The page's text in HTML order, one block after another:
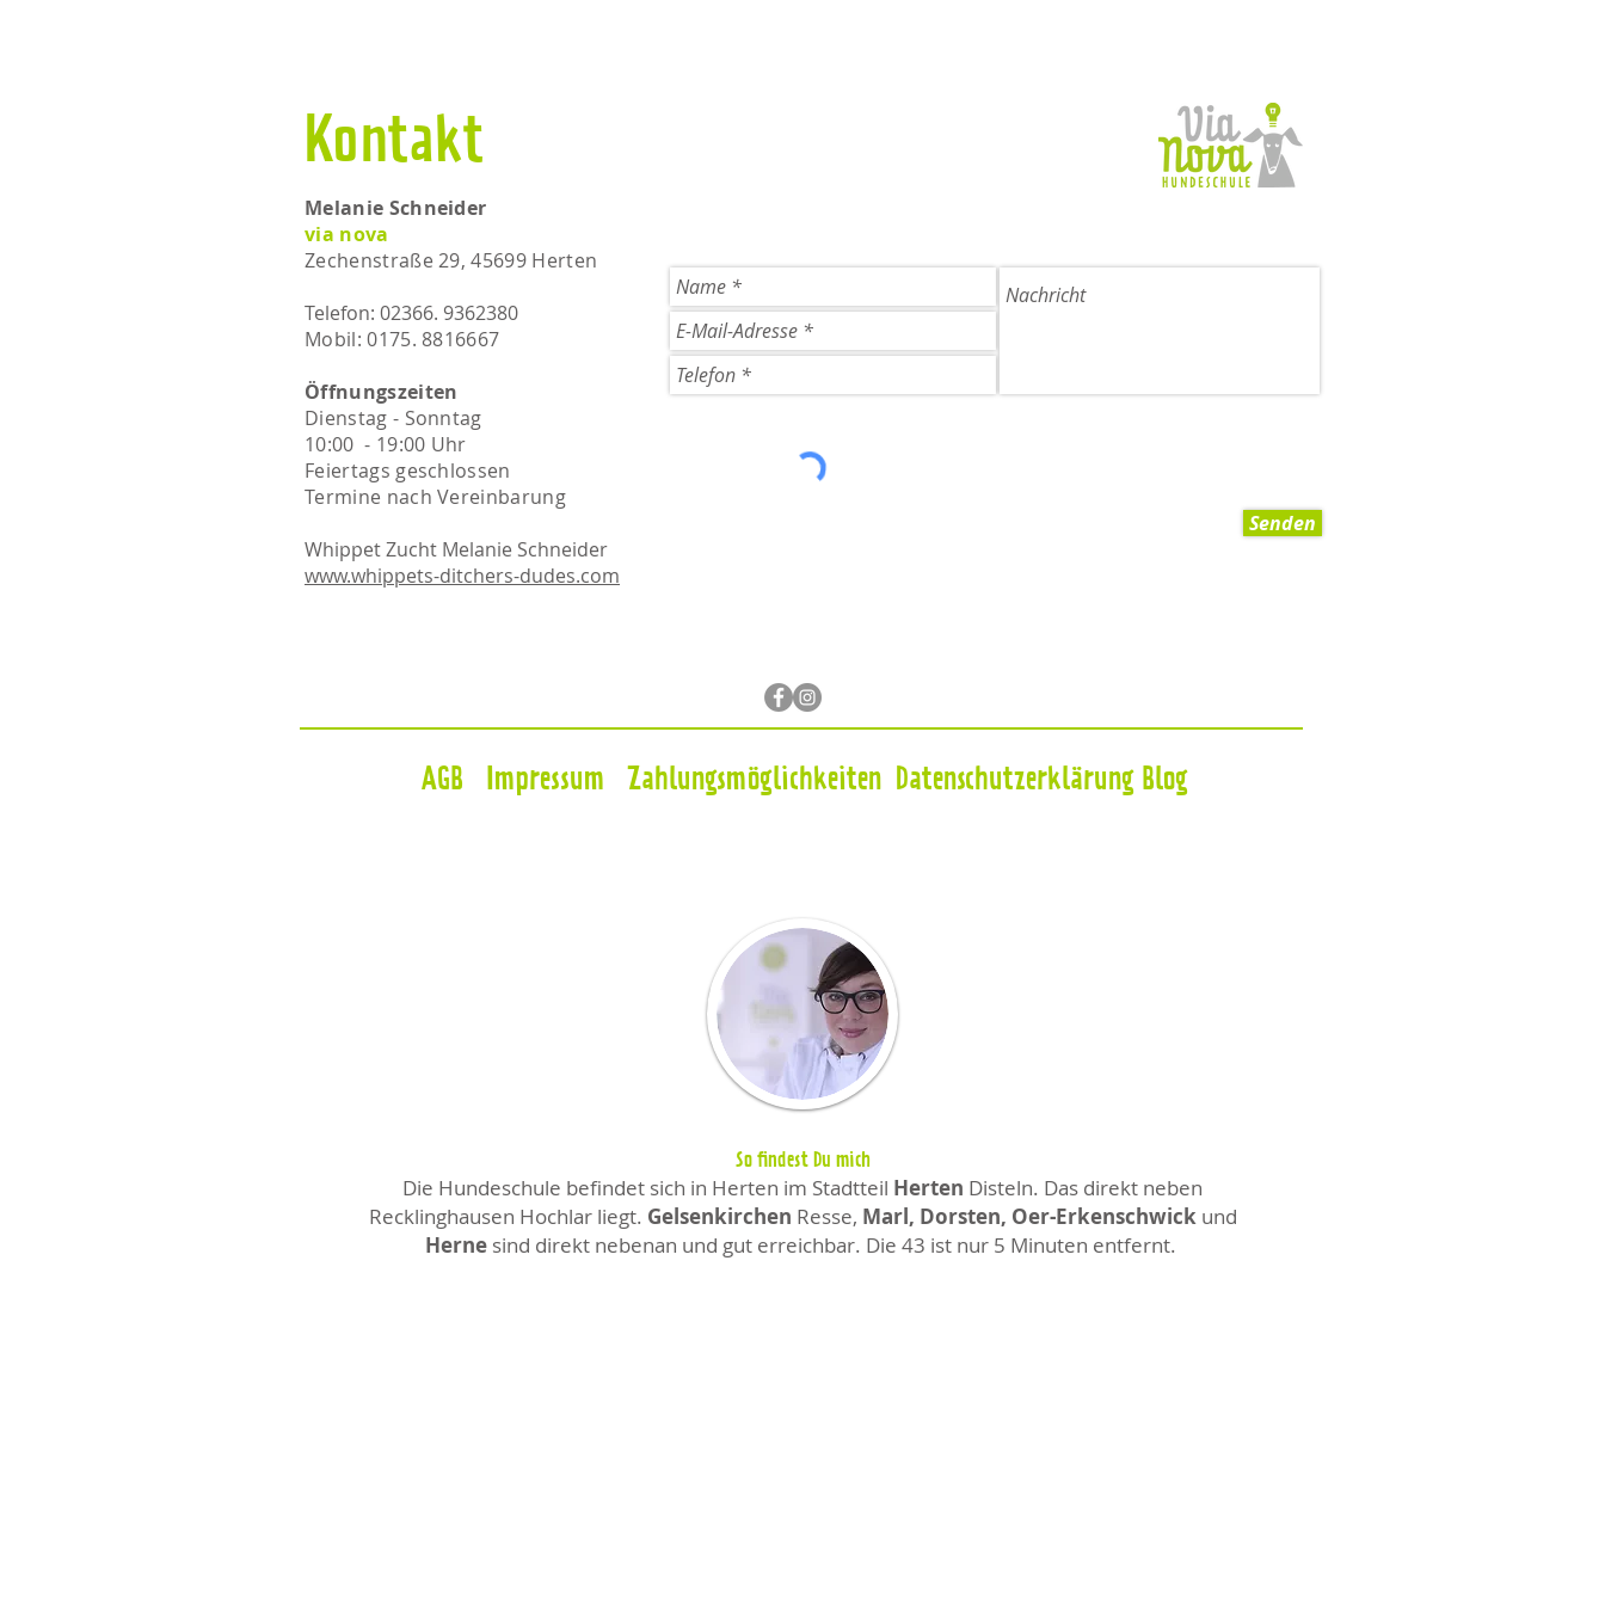
Kontakt
Melanie Schneider
via nova
Zechenstraße 29, 45699 Herten
Telefon: 02366. 9362380
Mobil: 0175. 8816667​​
Öffnungszeiten
Dienstag - Sonntag
10:00 - 19:00 Uhr
Feiertags geschlossen
Termine nach Vereinbarung
Whippet Zucht Melanie Schneider
www.whippets-ditchers-dudes.com
Senden
AGB Impressum Blog
Zahlungsmöglichkeiten Datenschutzerklärung
So findest Du mich
Die Hundeschule befindet sich in Herten im Stadtteil Herten Disteln. Das direkt neben
Recklinghausen Hochlar liegt. Gelsenkirchen Resse, Marl, Dorsten, Oer-Erkenschwick und
Hernesind direkt nebenan und gut erreichbar. Die 43 ist nur 5 Minuten entfernt.